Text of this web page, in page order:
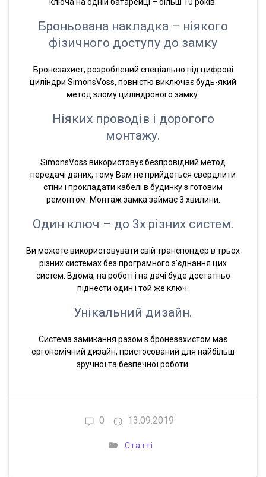
ключа на одній батарейці – більш 10 років.
Броньована накладка – ніякого
фізичного доступу до замку
Бронезахист, розроблений спеціально під цифрові
циліндри SimonsVoss, повністю виключає будь-який
метод злому циліндрового замку.
Ніяких проводів і дорогого
монтажу.
SimonsVoss використовує безпровідний метод
передачі даних, тому Вам не прийдеться свердлити
стіни і прокладати кабелі в будинку з готовим
ремонтом. Монтаж замка займає 3 хвилини.
Один ключ – до 3х різних систем.
Ви можете використовувати свій транспондер в трьох
різних системах без програмного з’єднання цих
систем. Вдома, на роботі і на дачі буде достатньо
піднести один і той же ключ.
Унікальний дизайн.
Система замикання разом з бронезахистом має
ергономічний дизайн, пристосований для найбільш
зручної та безпечної роботи.
0 13.09.2019
Статті